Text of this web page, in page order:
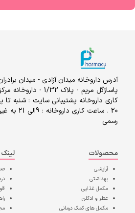
آدرس داروخانه میدان آزادی - میدان
پاساژگل مریم - پلاک 1/
20 . ساعت
رسمی
محصولات
آرایشی
بهداشتی
مکمل غذایی
عطر و ادکلن
مکمل های کمک درمانی